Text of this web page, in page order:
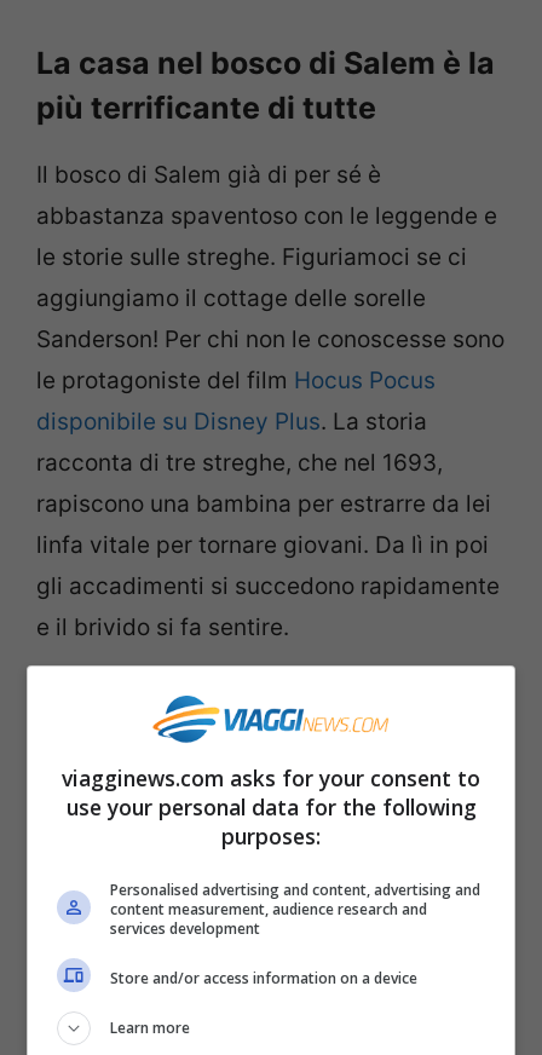
La casa nel bosco di Salem è la
più terrificante di tutte
Il bosco di Salem già di per sé è
abbastanza spaventoso con le leggende e
le storie sulle streghe. Figuriamoci se ci
aggiungiamo il cottage delle sorelle
Sanderson! Per chi non le conoscesse sono
le protagoniste del film Hocus Pocus
disponibile su Disney Plus. La storia
racconta di tre streghe, che nel 1693,
rapiscono una bambina per estrarre da lei
linfa vitale per tornare giovani. Da lì in poi
gli accadimenti si succedono rapidamente
e il brivido si fa sentire.
Com’è il cottage delle sorelle
Sanderson?
Così le sorelle Sanderson diventano host di
questa casa da brividi che sembra
riportare proprio indietro nel tempo, a 300
anni fa. Ladescrizione su Airbnb
chiaro: “un cottage scricchiolante,
ragnatele e fumo che esce da un
viagginews.com asks for your consent to
use your personal data for the following
purposes:
Personalised advertising and content, advertising and
content measurement, audience research and
services development
Store and/or access information on a device
Learn more